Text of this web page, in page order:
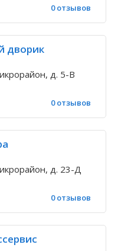
0 отзывов
дворик
д. 5-В
0 отзывов
д. 23-Д
0 отзывов